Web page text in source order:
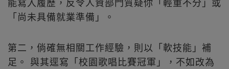
能寫入履歷，反令人資部門質疑你「輕重不分」或
「尚未具備就業準備」。
第二，倘確無相關工作經驗，則以「軟技能」補
足。 與其逕寫「校園歌唱比賽冠軍」，不如改為